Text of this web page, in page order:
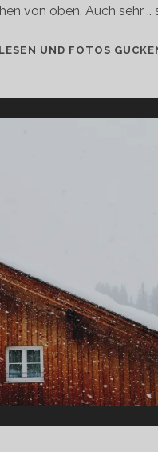
von oben. Auch sehr ..
UND FOTOS